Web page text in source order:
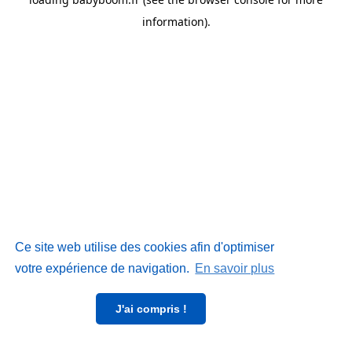
Ce site web utilise des cookies afin d'optimiser
votre expérience de navigation. En savoir plus
J'ai compris !
information).